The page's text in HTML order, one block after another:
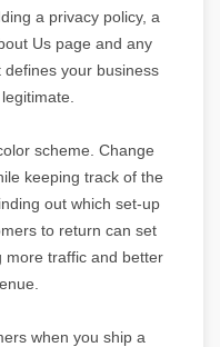
a privacy policy, a
Us page and any
your business
scheme. Change
keeping track of the
out which set-up
to return can set
more traffic and better
when you ship a